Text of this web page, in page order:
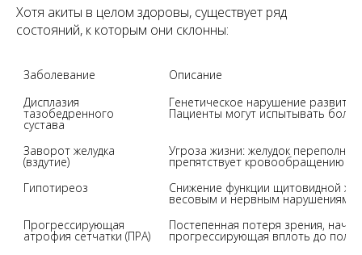
Хотя акиты в целом здоровы, существует ряд
состояний, к которым они склонны:
Заболевание
Описание
Дисплазия
тазобедренного
сустава
Генетическое нарушение
Пациенты могут испытывать боль
Заворот желудка
(вздутие)
Угроза жизни: желудок
препятствует кровообращению и
Гипотиреоз
Снижение функции щитовидной
весовым и нервным нарушениям.
Прогрессирующая
атрофия сетчатки (ПРА)
Постепенная потеря зрения,
прогрессирующая вплоть до